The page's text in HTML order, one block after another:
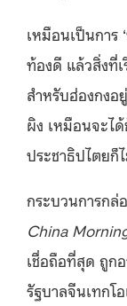
เหมือนเป็นการ
ท้องดี แล้วสิ่งที่เ
สำหรับฮ่องกงอ
ผิง เหมือนจะไ
ประชาธิปไตยก็
กระบวนการกล่
China
เชื่อถือที่สุด ถูก
รัฐบาลจีนเทกโอ